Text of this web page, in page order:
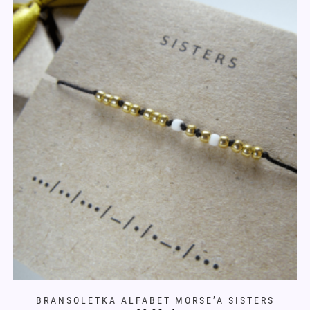
można
wybrać
na
stronie
produktu
BRANSOLETKA ALFABET MORSE’A SISTERS